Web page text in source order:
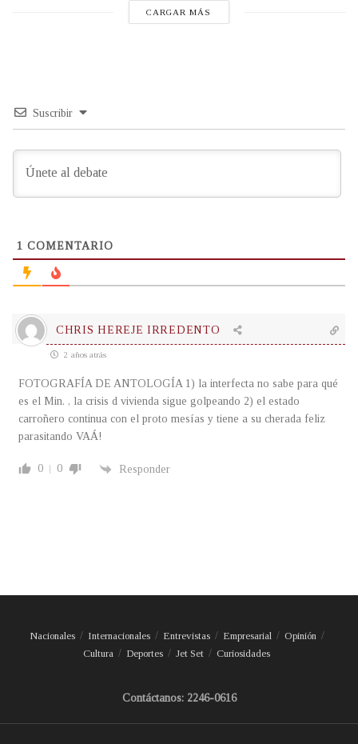
CARGAR MÁS
Suscribir
1 COMENTARIO
CHRIS HEREJE IRREDENTO
2 años atrás
FOTOGRAFÍA DE ANTOLOGÍA 1) la interfecta no sabe para qué
es el Min. , la crisis d vivienda sigue golpeando 2) el estado
carroñero continua con el proto mesías y tiene a su cherada feliz
parasitando VAÁ!
0 0 Responder
Nacionales Internacionales Entrevistas Empresarial
Opinión
Cultura
Deportes Jet Set Curiosidades
Contáctanos: 2246-0616